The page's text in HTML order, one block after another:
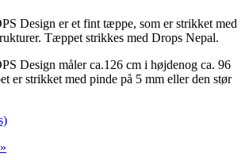
Design er et fint tæppe, som er strikket med
Tæppet strikkes med Drops Nepal.
Design måler ca.126 cm i højdenog ca. 96
er strikket med pinde på 5 mm eller den stør